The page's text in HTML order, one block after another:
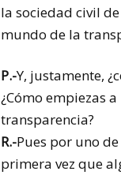
la sociedad civil
mundo de la
P.-Y, justamente,
¿Cómo empiezas
transparencia?
R.-Pues por uno
primera vez que